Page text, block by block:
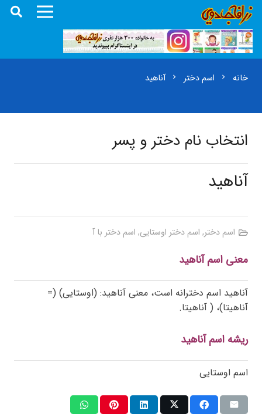
خانه chevron_right اسم دختر chevron_right آناهید
انتخاب نام دختر و پسر
آناهید
اسم دختر, اسم دختر اوستایی, اسم دختر با آ
معنی اسم آناهید
آناهید اسم دخترانه است، معنی آناهید: (اوستایی) (=
آناهیتا)، ( آناهیتا.
ریشه اسم آناهید
اسم اوستایی